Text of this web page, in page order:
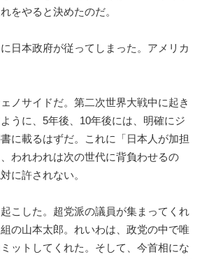
をやると決めたのだ。
日本政府が従ってしまった。アメリカ
ノサイドだ。第二次世界大戦中に起き
うに、5年後、10年後には、明確にジ
に載るはずだ。これに「日本人が加担
われわれは次の世代に背負わせるの
に許されない。
こした。超党派の議員が集まってくれ
の山本太郎。れいわは、政党の中で唯
ットしてくれた。そして、今首相にな